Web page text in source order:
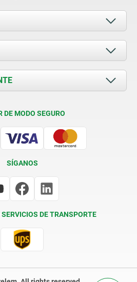
DE MODO SEGURO
SÍGANOS
SERVICIOS DE TRANSPORTE